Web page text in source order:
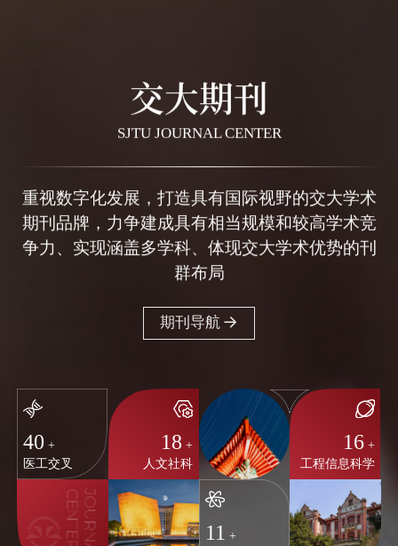
交大期刊
SJTU JOURNAL CENTER
重视数字化发展，打造具有国际视野的交大学术
期刊品牌，力争建成具有相当规模和较高学术竞
争力、实现涵盖多学科、体现交大学术优势的刊
群布局
期刊导航
40 +
医工交叉
18 +
人文社科
16 +
工程信息科学
11 +